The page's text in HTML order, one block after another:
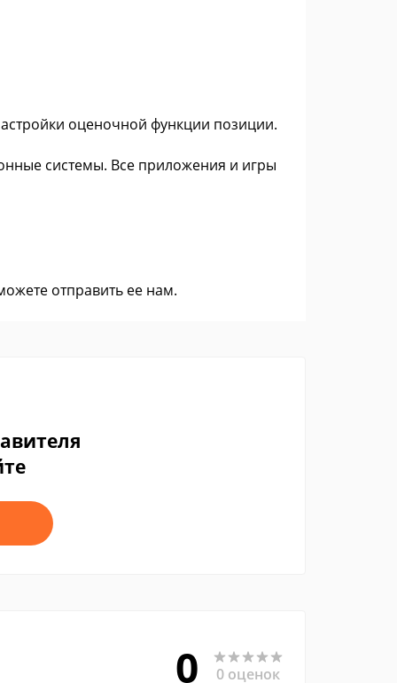
оценочной функции позиции.
системы. Все приложения и игры
отправить ее нам.
0 0 оценок